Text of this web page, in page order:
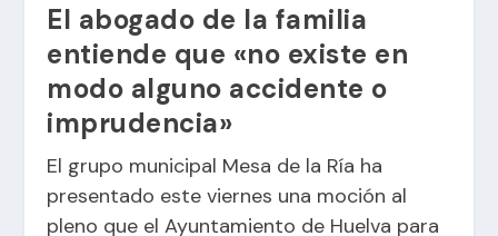
El abogado de la familia
entiende que «no existe en
modo alguno accidente o
imprudencia»
El grupo municipal Mesa de la Ría ha
presentado este viernes una moción al
pleno que el Ayuntamiento de Huelva para